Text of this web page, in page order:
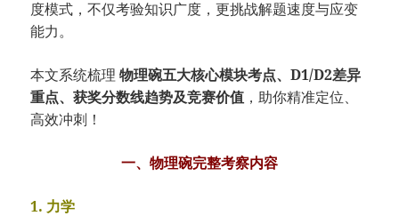
度模式，不仅考验知识广度，更挑战解题速度与应变
能力。
本文系统梳理物理碗五大核心模块考点、D1/D2差异
重点、获奖分数线趋势及竞赛价值 ，助你精准定位、
高效冲刺！
一、物理碗完整考察内容
1. 力学